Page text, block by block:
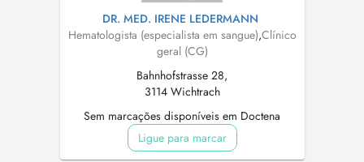
DR. MED. IRENE LEDERMANN
Hematologista (especialista em sangue),Clínico
geral (CG)
Bahnhofstrasse 28,
3114 Wichtrach
Sem marcações disponíveis em Doctena
Ligue para marcar